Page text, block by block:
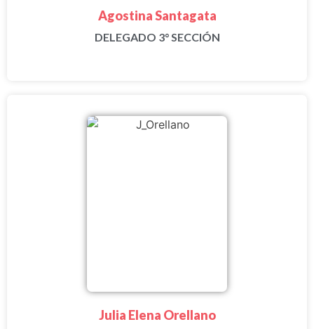
Agostina Santagata
DELEGADO 3° SECCIÓN
Julia Elena Orellano